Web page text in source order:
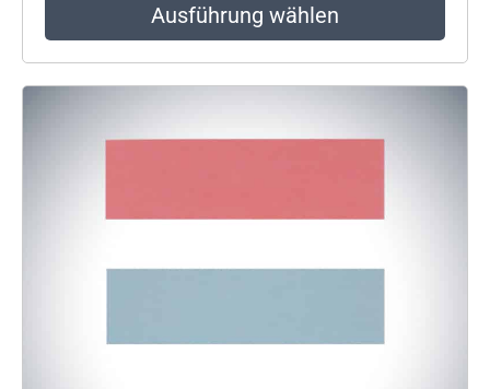
Ausführung wählen